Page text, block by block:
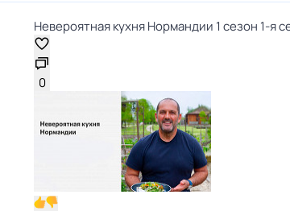
Невероятная кухня Нормандии 1 сезон 1-я
0